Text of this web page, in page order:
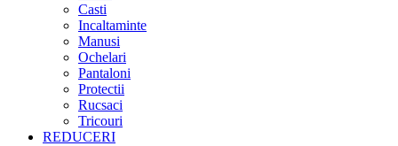
Casti
Incaltaminte
Manusi
Ochelari
Pantaloni
Protectii
Rucsaci
Tricouri
REDUCERI